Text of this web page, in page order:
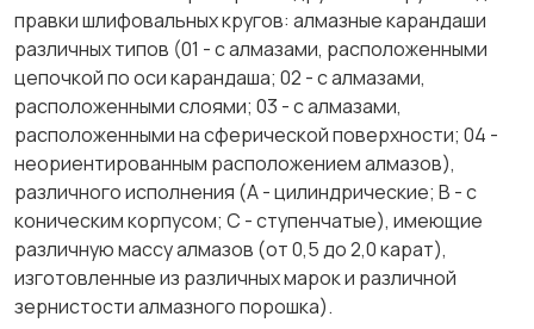
правки шлифовальных кругов: алмазные карандаши
различных типов (01 - с алмазами, расположенными
цепочкой по оси карандаша; 02 - с алмазами,
расположенными слоями; 03 - с алмазами,
расположенными на сферической поверхности; 04 -
неориентированным расположением алмазов),
различного исполнения (А - цилиндрические; В - с
коническим корпусом; С - ступенчатые), имеющие
различную массу алмазов (от 0,5 до 2,0 карат),
изготовленные из различных марок и различной
зернистости алмазного порошка).